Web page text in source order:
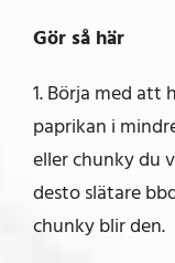
Gör så här
1. Börja med att
paprikan i
eller chunky du
desto slätare
chunky blir den.